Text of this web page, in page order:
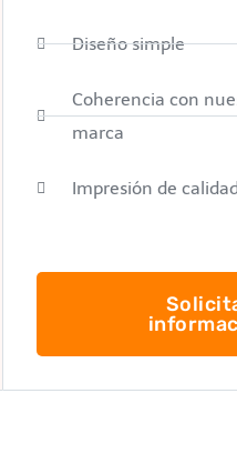
Diseño simple
Coherencia con
marca
Impresión de